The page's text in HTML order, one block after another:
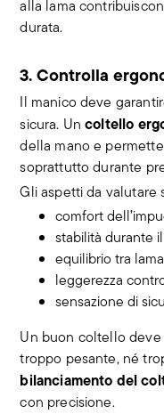
alla lama
durata.
3. Controlla
Il manico deve
sicura. Uncoltello
della mano e
soprattutto durante
Gli aspetti da valutare
comfort
stabilità durante
equilibrio tra
leggerezza
sensazione di
Un buon coltello deve
troppo pesante, né
bilanciamento del
con precisione.